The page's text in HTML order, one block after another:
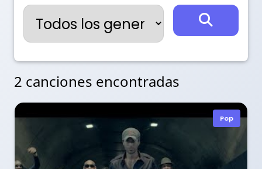
2 canciones encontradas
Pop